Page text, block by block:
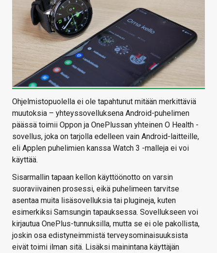
Ohjelmistopuolella ei ole tapahtunut mitään merkittäviä
muutoksia – yhteyssovelluksena Android-puhelimen
päässä toimii Oppon ja OnePlussan yhteinen O Health -
sovellus, joka on tarjolla edelleen vain Android-laitteille,
eli Applen puhelimien kanssa Watch 3 -malleja ei voi
käyttää.
Sisarmallin tapaan kellon käyttöönotto on varsin
suoraviivainen prosessi, eikä puhelimeen tarvitse
asentaa muita lisäsovelluksia tai plugineja, kuten
esimerkiksi Samsungin tapauksessa. Sovellukseen voi
kirjautua OnePlus-tunnuksilla, mutta se ei ole pakollista,
joskin osa edistyneimmistä terveysominaisuuksista
eivät toimi ilman sitä. Lisäksi mainintana käyttäjän